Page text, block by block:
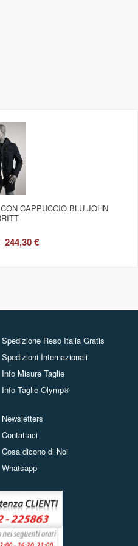
CAPPUCCIO BLU JOHN
244,30 €
Spedizione Reso Italia Gratis
Spedizioni Internazionali
Info Misure Taglie
Info Taglie Olymp®
Newsletters
Contattaci
Cosa dicono di Noi
Whatsapp